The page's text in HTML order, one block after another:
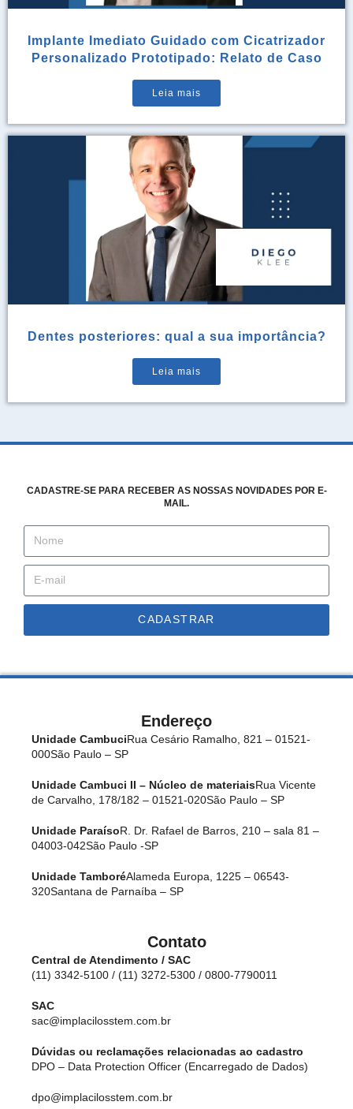
Implante Imediato Guidado com Cicatrizador
Personalizado Prototipado: Relato de Caso
Leia mais
Dentes posteriores: qual a sua importância?
Leia mais
CADASTRE-SE PARA RECEBER AS NOSSAS NOVIDADES POR E-
MAIL.
CADASTRAR
Endereço
Unidade CambuciRua Cesário Ramalho, 821 – 01521-
000São Paulo – SP
Unidade Cambuci II – Núcleo de materiaisRua Vicente
de Carvalho, 178/182 – 01521-020São Paulo – SP
Unidade ParaísoR. Dr. Rafael de Barros, 210 – sala 81 –
04003-042São Paulo -SP
Unidade TamboréAlameda Europa, 1225 – 06543-
320Santana de Parnaíba – SP
Contato
Central de Atendimento / SAC
(11) 3342-5100 / (11) 3272-5300 / 0800-7790011
SAC
sac@implacilosstem.com.br
Dúvidas ou reclamações relacionadas ao cadastro
DPO – Data Protection Officer (Encarregado de Dados)
dpo@implacilosstem.com.br